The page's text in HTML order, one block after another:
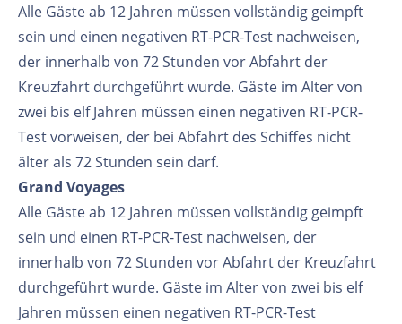
Alle Gäste ab 12 Jahren müssen vollständig geimpft
sein und einen negativen RT-PCR-Test nachweisen,
der innerhalb von 72 Stunden vor Abfahrt der
Kreuzfahrt durchgeführt wurde. Gäste im Alter von
zwei bis elf Jahren müssen einen negativen RT-PCR-
Test vorweisen, der bei Abfahrt des Schiffes nicht
älter als 72 Stunden sein darf.
Grand Voyages
Alle Gäste ab 12 Jahren müssen vollständig geimpft
sein und einen RT-PCR-Test nachweisen, der
innerhalb von 72 Stunden vor Abfahrt der Kreuzfahrt
durchgeführt wurde. Gäste im Alter von zwei bis elf
Jahren müssen einen negativen RT-PCR-Test